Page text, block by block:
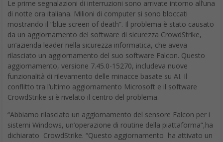
Le prime segnalazioni di interruzioni sono arrivate intorno all’una
di notte ora italiana. Milioni di computer si sono bloccati
mostrando il “blue screen of death”. Il problema è stato causato
da un aggiornamento del software di sicurezza CrowdStrike,
un’azienda leader nella sicurezza informatica, che aveva
rilasciato un aggiornamento del suo software Falcon. Questo
aggiornamento, versione 7.45.0-15270, includeva nuove
funzionalità di rilevamento delle minacce basate su AI. Il
conflitto tra l’ultimo aggiornamento Microsoft e il software
CrowdStrike si è rivelato il centro del problema.
“Abbiamo rilasciato un aggiornamento del sensore Falcon per i
sistemi Windows, un’operazione di routine della piattaforma”,ha
dichiarato CrowdStrike. “Questo aggiornamento ha attivato un